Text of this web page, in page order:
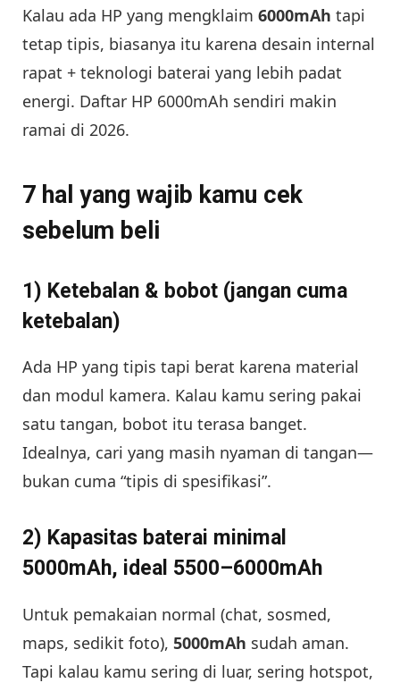
Kalau ada HP yang mengklaim 6000mAh tapi
tetap tipis, biasanya itu karena desain internal
rapat + teknologi baterai yang lebih padat
energi. Daftar HP 6000mAh sendiri makin
ramai di 2026.
7 hal yang wajib kamu cek
sebelum beli
1) Ketebalan & bobot (jangan cuma
ketebalan)
Ada HP yang tipis tapi berat karena material
dan modul kamera. Kalau kamu sering pakai
satu tangan, bobot itu terasa banget.
Idealnya, cari yang masih nyaman di tangan—
bukan cuma “tipis di spesifikasi”.
2) Kapasitas baterai minimal
5000mAh, ideal 5500–6000mAh
Untuk pemakaian normal (chat, sosmed,
maps, sedikit foto), 5000mAh sudah aman.
Tapi kalau kamu sering di luar, sering hotspot,